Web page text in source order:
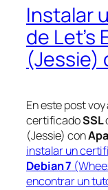
Instalar
de Let’s
(Jessie)
En este post
certificadoSSL
(Jessie) con
instalar un
Debian 7
encontrar un